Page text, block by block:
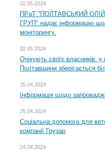
02.05.2024
ПРаТ "ПОЛТАВСЬКИЙ
ГРУП" надає інформацію
моніторингу.
02.05.2024
Очікують своїх власників: у
Полтавщини зберігається
25.04.2024
Інформація щодо
25.04.2024
Соціальна допомога для
компанії Грузар
24.04.2024